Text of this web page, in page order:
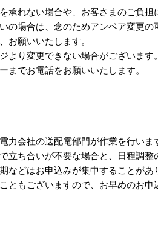
承れない場合や、お客さまのご負担
の場合は、念のためアンペア変更の
お願いいたします。
より変更できない場合がございます。
までお電話をお願いいたします。
力会社の送配電部門が作業を行いま
立ち合いが不要な場合と、日程調整
などはお申込みが集中することがあ
ともございますので、お早めのお申